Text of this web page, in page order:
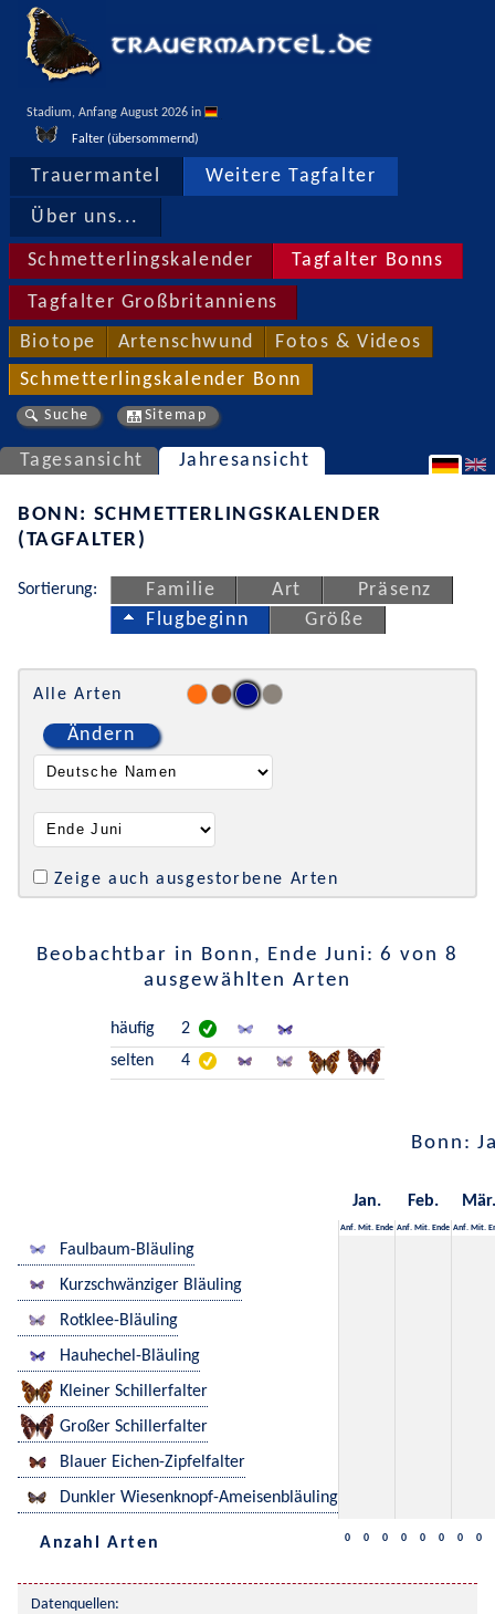
Stadium, Anfang August 2026 in
Falter (übersommernd)
Trauermantel Weitere Tagfalter
Über uns...
Schmetterlingskalender Tagfalter Bonns
Tagfalter Großbritanniens
Biotope Artenschwund Fotos & Videos
Schmetterlingskalender Bonn
Suche Sitemap
Tagesansicht Jahresansicht
BONN: SCHMETTERLINGSKALENDER
(TAGFALTER)
Sortierung: Familie Art
Präsenz
Flugbeginn
Größe
Alle Arten
Ändern
Zeige auch ausgestorbene Arten
Beobachtbar in Bonn, Ende Juni: 6 von 8
ausgewählten Arten
häufig
2
selten
4
Bonn:
Jan. Feb. Mär.
Anf. Mit. Ende Anf. Mit. Ende Anf. Mit.
Faulbaum-Bläuling
Kurzschwänziger Bläuling
Rotklee-Bläuling
Hauhechel-Bläuling
Kleiner Schillerfalter
Großer Schillerfalter
Blauer Eichen-Zipfelfalter
Dunkler Wiesenknopf-Ameisenbläuling
Anzahl Arten 0 0 0 0 0 0 0 0
Datenquellen: